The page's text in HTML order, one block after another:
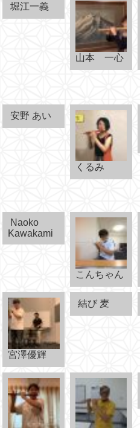
堀江一義
山本 一心
安野 あい
くるみ
Naoko
Kawakami
こんちゃん
宮澤優輝
結び 麦